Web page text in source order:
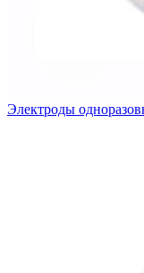
Электроды